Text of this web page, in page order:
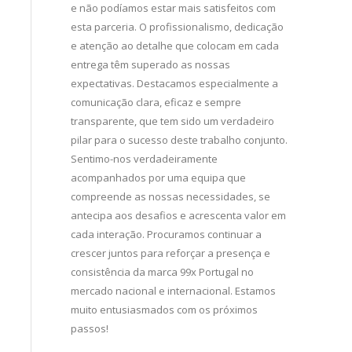
e
resultou
nacional e
e não podíamos estar mais satisfeitos com
esta parceria. O profissionalismo, dedicação
e atenção ao detalhe que colocam em cada
entrega têm superado as nossas
expectativas. Destacamos especialmente a
comunicação clara, eficaz e sempre
transparente, que tem sido um verdadeiro
pilar para o sucesso deste trabalho conjunto.
Sentimo-nos verdadeiramente
acompanhados por uma equipa que
compreende as nossas necessidades, se
antecipa aos desafios e acrescenta valor em
cada interação. Procuramos continuar a
crescer juntos para reforçar a presença e
consistência da marca 99x Portugal no
mercado nacional e internacional. Estamos
muito entusiasmados com os próximos
passos!